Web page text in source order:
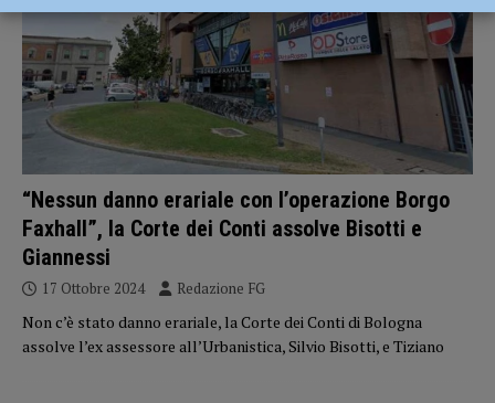
“Nessun danno erariale con l’operazione Borgo
Faxhall”, la Corte dei Conti assolve Bisotti e
Giannessi
17 Ottobre 2024 Redazione FG
Non c’è stato danno erariale, la Corte dei Conti di Bologna
assolve l’ex assessore all’Urbanistica, Silvio Bisotti, e Tiziano